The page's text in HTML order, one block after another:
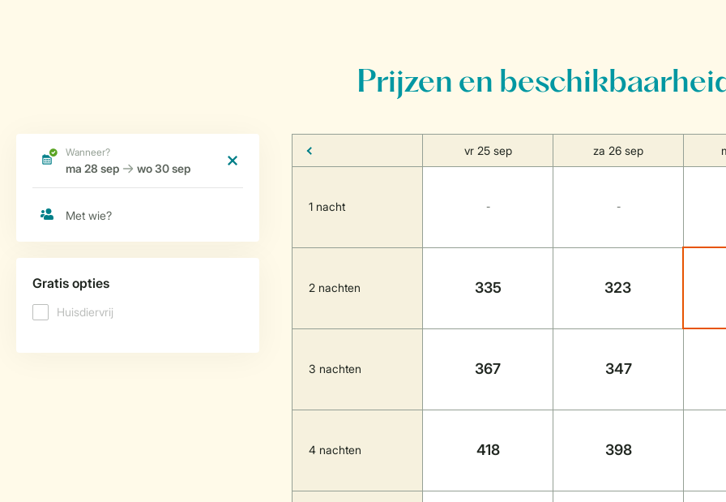
Prijzen en
vr 25 sep za 26 sep
1 nacht - -
2 nachten 335 323
3 nachten 367 347
4 nachten 418 398